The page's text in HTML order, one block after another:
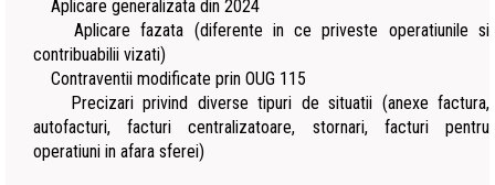
Aplicare generalizata din 2024
Aplicare fazata (diferente in ce priveste operatiunile si
contribuabilii vizati)
Contraventii modificate prin OUG 115
Precizari privind diverse tipuri de situatii (anexe factura,
autofacturi, facturi centralizatoare, stornari, facturi pentru
operatiuni in afara sferei)